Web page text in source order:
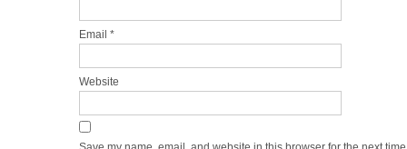
Email *
Website